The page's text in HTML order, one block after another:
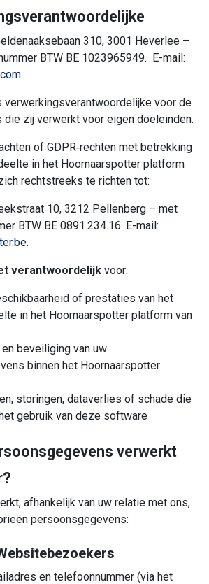
310, 3001 Heverlee –
BTW BE 1023965949. E-mail:
verwerkingsverantwoordelijke voor de
zij verwerkt voor eigen doeleinden.
of GDPR‑rechten met betrekking
in het Hoornaarspotter platform
rechtstreeks te richten tot:
10, 3212 Pellenberg – met
BTW BE 0891.234.16. E-mail:
.
verantwoordelijk voor:
of prestaties van het
in het Hoornaarspotter platform van
beveiliging van uw
binnen het Hoornaarspotter
storingen, dataverlies of schade die
gebruik van deze software
verwerkt
afhankelijk van uw relatie met ons,
persoonsgegevens:
en telefoonnummer (via het